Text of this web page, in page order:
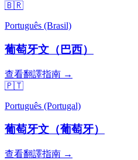
🇧🇷
Português (Brasil)
葡萄牙文（巴西）
查看翻譯指南 →
🇵🇹
Português (Portugal)
葡萄牙文（葡萄牙）
查看翻譯指南 →